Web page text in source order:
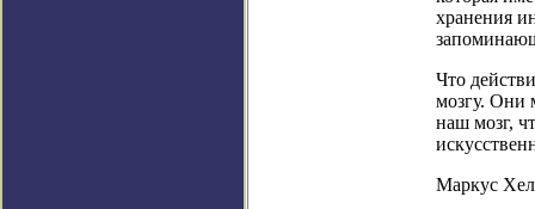
хранения
Что
мозгу. Они
наш мозг,
Маркус